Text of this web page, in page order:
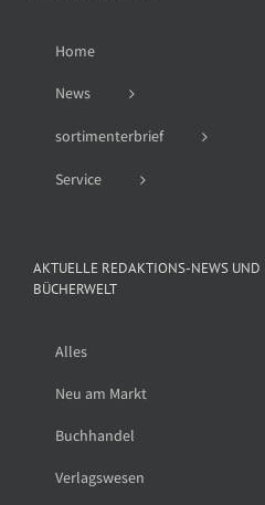
Home
News
sortimenterbrief
Service
AKTUELLE REDAKTIONS-NEWS UND
BÜCHERWELT
Alles
Neu am Markt
Buchhandel
Verlagswesen